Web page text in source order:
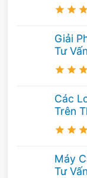
Giải
Tư
Các
Trên
Máy
Tư